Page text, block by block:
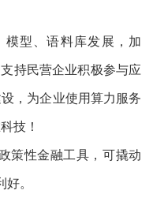
型、语料库发展，加
持民营企业积极参与应
，为企业使用算力服务
技！
策性金融工具，可撬动
。